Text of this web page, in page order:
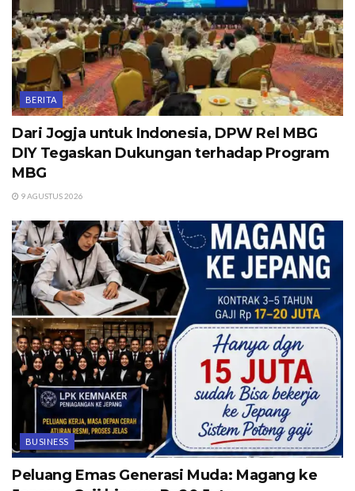
BERITA
Dari Jogja untuk Indonesia, DPW Rel MBG
DIY Tegaskan Dukungan terhadap Program
MBG
9 AGUSTUS 2026
BUSINESS
Peluang Emas Generasi Muda: Magang ke